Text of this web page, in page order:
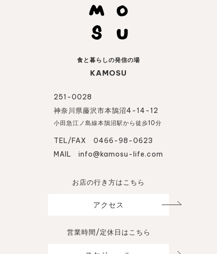
食と暮らしの発信の場
KAMOSU
251-0028
神奈川県藤沢市本鵠沼4-14-12
小田急江ノ島線本鵠沼駅から徒歩10分
TEL/FAX 0466-98-0623
MAIL info@kamosu-life.com
お店の行き方はこちら
アクセス
営業時間/定休日はこちら